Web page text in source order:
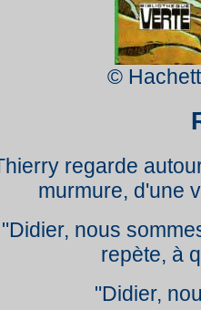
©
regarde
murmure, d'une
"Didier, nous
repète, à
"Didier,